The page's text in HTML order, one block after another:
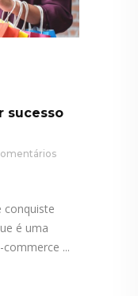
sucesso
conquiste
é uma
commerce